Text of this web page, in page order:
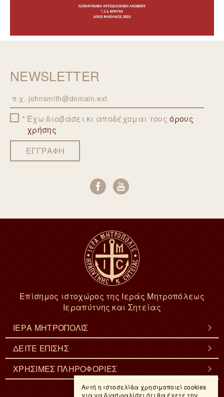
Αυτή η ιστοσελίδα χρησιμοποιεί cookies
για να διασφαλίσει ότι θα έχετε την
NEWSLETTER
EmailΈχω διαβάσει κι αποδέχομαι τουςόρους
χρήσης
ΕΓΓΡΑΦΗ
Επίσημος ιστοχώρος της Ιεράς Μητροπόλεως
Ιεραπύτνης και Σητείας
ΙΕΡΑ ΜΗΤΡΟΠΟΛΙΣ
ΔΕΙΤΕ ΕΠΙΣΗΣ
ΧΡΗΣΙΜΕΣ ΠΛΗΡΟΦΟΡΙΕΣ